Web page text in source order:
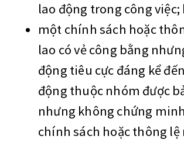
lao động trong công việc;
một chính sách hoặc
lao có vẻ công bằng
động tiêu cực đáng kể
động thuộc nhóm được
nhưng không chứng
chính sách hoặc thông lệ